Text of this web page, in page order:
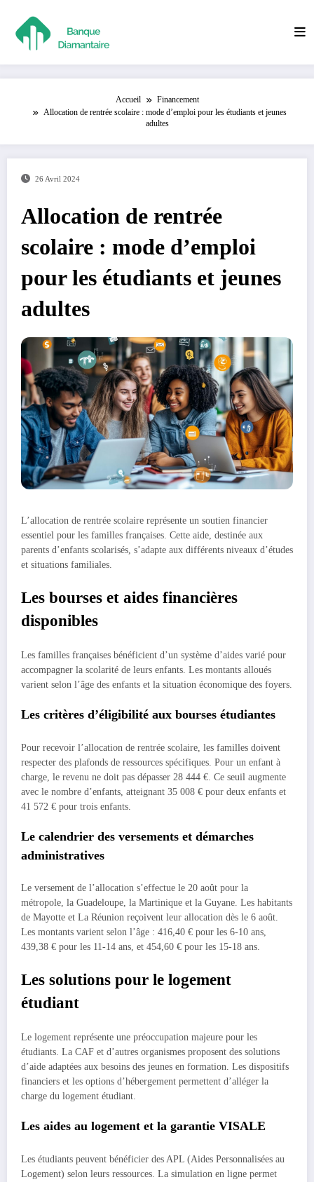
contenu
Accueil
Financement
Allocation de rentrée scolaire : mode d’emploi pour les étudiants et jeunes
adultes
26 Avril 2024
Allocation de rentrée
scolaire : mode d’emploi
pour les étudiants et jeunes
adultes
L’allocation de rentrée scolaire représente un soutien financier
essentiel pour les familles françaises. Cette aide, destinée aux
parents d’enfants scolarisés, s’adapte aux différents niveaux d’études
et situations familiales.
Les bourses et aides financières
disponibles
Les familles françaises bénéficient d’un système d’aides varié pour
accompagner la scolarité de leurs enfants. Les montants alloués
varient selon l’âge des enfants et la situation économique des foyers.
Les critères d’éligibilité aux bourses étudiantes
Pour recevoir l’allocation de rentrée scolaire, les familles doivent
respecter des plafonds de ressources spécifiques. Pour un enfant à
charge, le revenu ne doit pas dépasser 28 444 €. Ce seuil augmente
avec le nombre d’enfants, atteignant 35 008 € pour deux enfants et
41 572 € pour trois enfants.
Le calendrier des versements et démarches
administratives
Le versement de l’allocation s’effectue le 20 août pour la
métropole, la Guadeloupe, la Martinique et la Guyane. Les habitants
de Mayotte et La Réunion reçoivent leur allocation dès le 6 août.
Les montants varient selon l’âge : 416,40 € pour les 6-10 ans,
439,38 € pour les 11-14 ans, et 454,60 € pour les 15-18 ans.
Les solutions pour le logement
étudiant
Le logement représente une préoccupation majeure pour les
étudiants. La CAF et d’autres organismes proposent des solutions
d’aide adaptées aux besoins des jeunes en formation. Les dispositifs
financiers et les options d’hébergement permettent d’alléger la
charge du logement étudiant.
Les aides au logement et la garantie VISALE
Les étudiants peuvent bénéficier des APL (Aides Personnalisées au
Logement) selon leurs ressources. La simulation en ligne permet